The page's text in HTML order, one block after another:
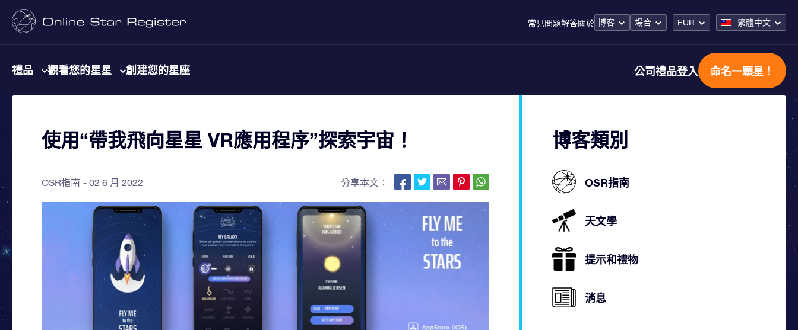
常見問題解答關於 博客 場合 EUR 繁體中文
禮品 觀看您的星星 創建您的星座 公司禮品登入 命名一顆星！
使用“帶我飛向星星 VR應用程序”探索宇宙！
OSR指南 02 6 月 2022 分享本文：
博客類別
OSR指南
天文學
提示和禮物
消息